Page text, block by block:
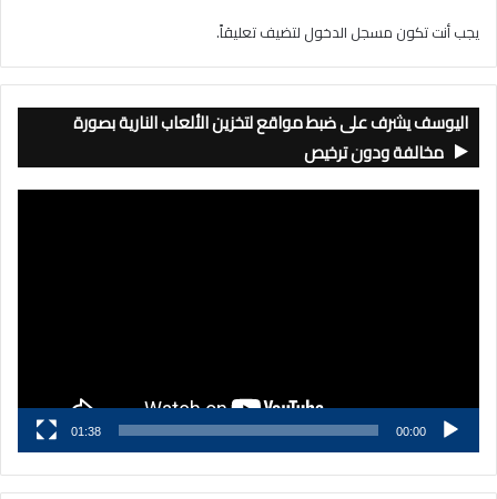
يجب أنت تكون مسجل الدخول لتضيف تعليقاً.
اليوسف يشرف على ضبط مواقع لتخزين الألعاب النارية بصورة
مخالفة ودون ترخيص
00:00
01:38